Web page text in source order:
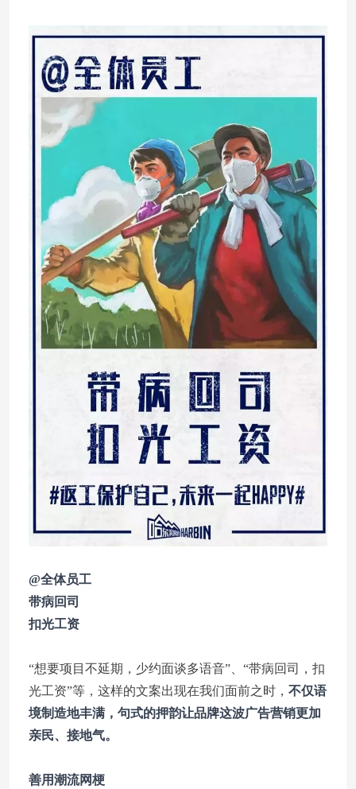
@全体员工
带病回司
扣光工资
“想要项目不延期，少约面谈多语音”、“带病回司，扣
光工资”等，这样的文案出现在我们面前之时， 不仅语
境制造地丰满，句式的押韵让品牌这波广告营销更加
亲民、接地气。
善用潮流网梗